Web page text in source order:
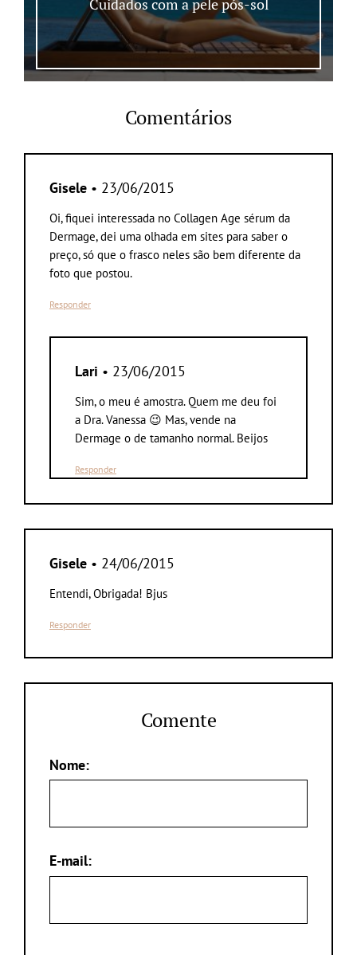
Comentários
Gisele • 23/06/2015
Oi, fiquei interessada no Collagen Age sérum da
Dermage, dei uma olhada em sites para saber o
preço, só que o frasco neles são bem diferente da
foto que postou.
Responder
Lari • 23/06/2015
Sim, o meu é amostra. Quem me deu foi
a Dra. Vanessa 😉 Mas, vende na
Dermage o de tamanho normal. Beijos
Responder
Gisele • 24/06/2015
Entendi, Obrigada! Bjus
Responder
Comente
Nome:
E-mail: